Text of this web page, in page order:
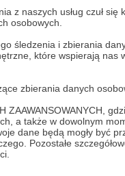
z naszych usług czuł
osobowych.
śledzenia i zbierania
które wspierają nas
zbierania danych
a także w dowolnym
dane będą mogły być
Pozostałe
do grona
AutoraTygodnik